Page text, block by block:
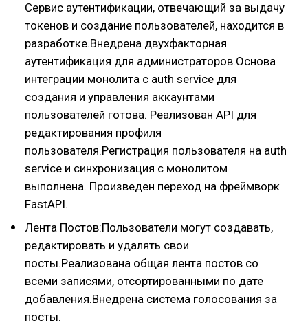
Сервис аутентификации, отвечающий за выдачу
токенов и создание пользователей, находится в
разработке.Внедрена двухфакторная
аутентификация для администраторов.Основа
интеграции монолита с auth service для
создания и управления аккаунтами
пользователей готова. Реализован API для
редактирования профиля
пользователя.Регистрация пользователя на auth
service и синхронизация с монолитом
выполнена. Произведен переход на фреймворк
FastAPI.
Лента Постов:Пользователи могут создавать,
редактировать и удалять свои
посты.Реализована общая лента постов со
всеми записями, отсортированными по дате
добавления.Внедрена система голосования за
посты.